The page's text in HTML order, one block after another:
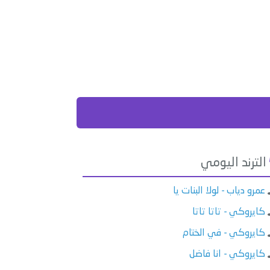
الترند اليومي
عمرو دياب - لولا البنات يا
كايروكي - تاتا تاتا
كايروكي - في الختام
كايروكي - انا فاضل